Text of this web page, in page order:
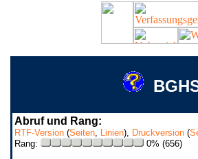
Abruf und Rang:
RTF-Version (Seiten, Linien), Druckversion (
Rang:
0% (656)